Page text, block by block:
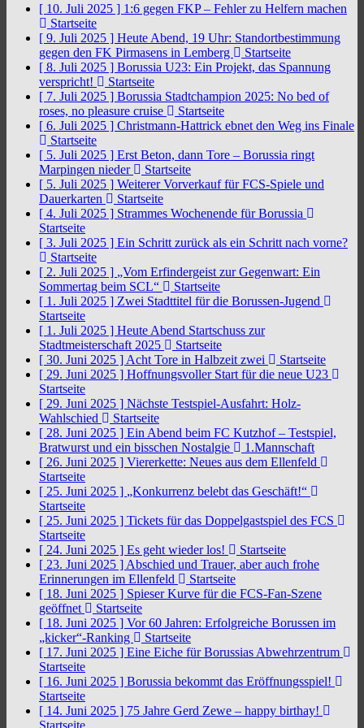
[ 10. Juli 2025 ] 1:6 gegen FKP – Fehler zu Helfern machen
Startseite
[ 9. Juli 2025 ] Heute Abend, 19 Uhr: Standortbestimmung
gegen den FK Pirmasens in Lemberg
Startseite
[ 8. Juli 2025 ] Borussia U23: Ein Projekt, das Spannung
verspricht!
Startseite
[ 7. Juli 2025 ] Borussia Stadtchampion 2025: No bed of
roses, no pleasure cruise
Startseite
[ 6. Juli 2025 ] Christmann-Hattrick ebnet den Weg ins Finale
Startseite
[ 5. Juli 2025 ] Erst Beton, dann Tore – Borussia ringt
Marpingen nieder
Startseite
[ 5. Juli 2025 ] Weiterer Vorverkauf für FCS-Spiele und
Dauerkarten
Startseite
[ 4. Juli 2025 ] Strammes Wochenende für Borussia
Startseite
[ 3. Juli 2025 ] Ein Schritt zurück als ein Schritt nach vorne?
Startseite
[ 2. Juli 2025 ] „Vom Erfindergeist zur Gegenwart: Ein
Sommertag beim SCL“
Startseite
[ 1. Juli 2025 ] Zwei Stadttitel für die Borussen-Jugend
Startseite
[ 1. Juli 2025 ] Heute Abend Startschuss zur
Stadtmeisterschaft 2025
Startseite
[ 30. Juni 2025 ] Acht Tore in Halbzeit zwei
Startseite
[ 29. Juni 2025 ] Hoffnungsvoller Start für die neue U23
Startseite
[ 29. Juni 2025 ] Nächste Testspiel-Ausfahrt: Holz-
Wahlschied
Startseite
[ 28. Juni 2025 ] Ein Abend beim FC Kutzhof – Testspiel,
Bratwurst und ein bisschen Nostalgie
1.Mannschaft
[ 26. Juni 2025 ] Viererkette: Neues aus dem Ellenfeld
Startseite
[ 25. Juni 2025 ] „Konkurrenz belebt das Geschäft!“
Startseite
[ 25. Juni 2025 ] Tickets für das Doppelgastspiel des FCS
Startseite
[ 24. Juni 2025 ] Es geht wieder los!
Startseite
[ 23. Juni 2025 ] Abschied und Trauer, aber auch frohe
Erinnerungen im Ellenfeld
Startseite
[ 18. Juni 2025 ] Spieser Kurve für die FCS-Fan-Szene
geöffnet
Startseite
[ 18. Juni 2025 ] Vor 60 Jahren: Erfolgreiche Borussen im
„kicker“-Ranking
Startseite
[ 17. Juni 2025 ] Eine Eiche für Borussias Abwehrzentrum
Startseite
[ 16. Juni 2025 ] Borussia bekommt das Eröffnungsspiel!
Startseite
[ 14. Juni 2025 ] 75 Jahre Gerd Zewe – happy birthay!
Startseite